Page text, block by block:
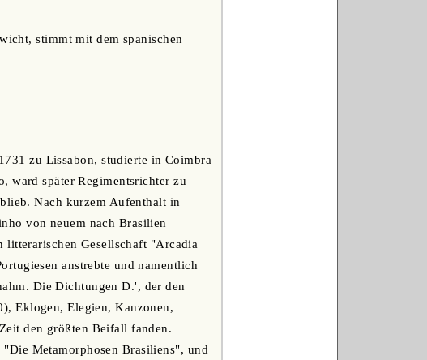
stimmt mit dem spanischen
zu Lissabon, studierte in Coimbra
ward später Regimentsrichter zu
Nach kurzem Aufenthalt in
von neuem nach Brasilien
litterarischen Gesellschaft "Arcadia
anstrebte und namentlich
Die Dichtungen D.', der den
Eklogen, Elegien, Kanzonen,
den größten Beifall fanden.
Metamorphosen Brasiliens", und